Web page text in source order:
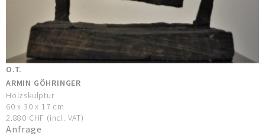
O.T.
ARMIN GÖHRINGER
Holzskulptur
60 x 30 x 17 cm
2.880 CHF (incl. VAT)
Anfrage